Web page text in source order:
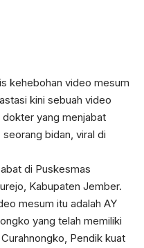
kehebohan video mesum
kini sebuah video
yang menjabat
bidan, viral di
di Puskesmas
Kabupaten Jember.
mesum itu adalah AY
yang telah memiliki
Pendik kuat